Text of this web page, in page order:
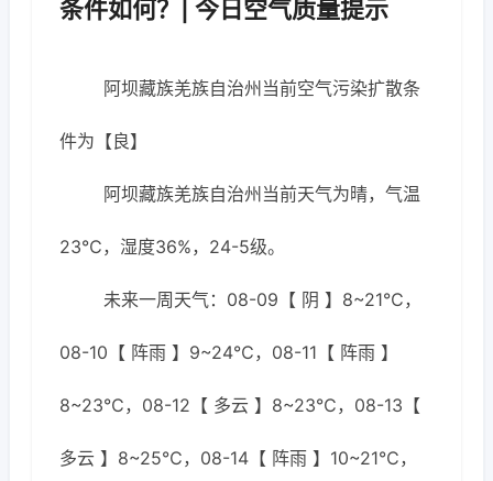
条件如何？| 今日空气质量提示
阿坝藏族羌族自治州当前空气污染扩散条
件为【良】
阿坝藏族羌族自治州当前天气为晴，气温
23℃，湿度36%，24-5级。
未来一周天气：08-09【 阴 】8~21℃，
08-10【 阵雨 】9~24℃，08-11【 阵雨 】
8~23℃，08-12【 多云 】8~23℃，08-13【
多云 】8~25℃，08-14【 阵雨 】10~21℃，